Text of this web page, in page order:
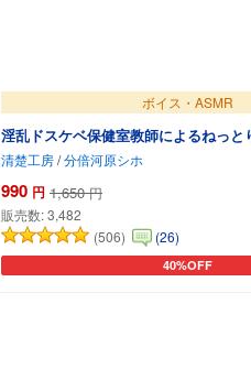
ボイス・ASMR
淫乱ドスケベ保健室教師によるねっと
清楚工房/分倍河原シホ
990 円 1,650 円
販売数:3,482
(506)
(26)
40%OFF
カートに追加